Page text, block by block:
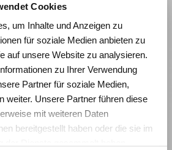
Cookies
um Inhalte und Anzeigen zu
für soziale Medien anbieten zu
auf unsere Website zu analysieren.
zu Ihrer Verwendung
Partner für soziale Medien,
weiter. Unsere Partner führen diese
mit weiteren Daten
bereitgestellt haben oder die sie im
Räume
von
anhand realistischer
gewinnen Sie konkrete
zukunftsfähiger
Labor Schulraum